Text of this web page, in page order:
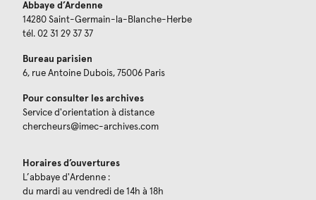
Abbaye d’Ardenne
14280 Saint-Germain-la-Blanche-Herbe
tél. 02 31 29 37 37
Bureau parisien
6, rue Antoine Dubois, 75006 Paris
Pour consulter les archives
Service d'orientation à distance
chercheurs@imec-archives.com
Horaires d’ouvertures
L’abbaye d'Ardenne :
du mardi au vendredi de 14h à 18h